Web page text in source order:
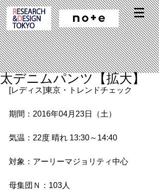
太デニムパンツ【拡大】
[レディス]東京・トレンドチェック
期間：2016年04月23日（土）
気温：22度 晴れ 13:30～14:40
対象：アーリーマジョリティ中心
母集団Ｎ：103人